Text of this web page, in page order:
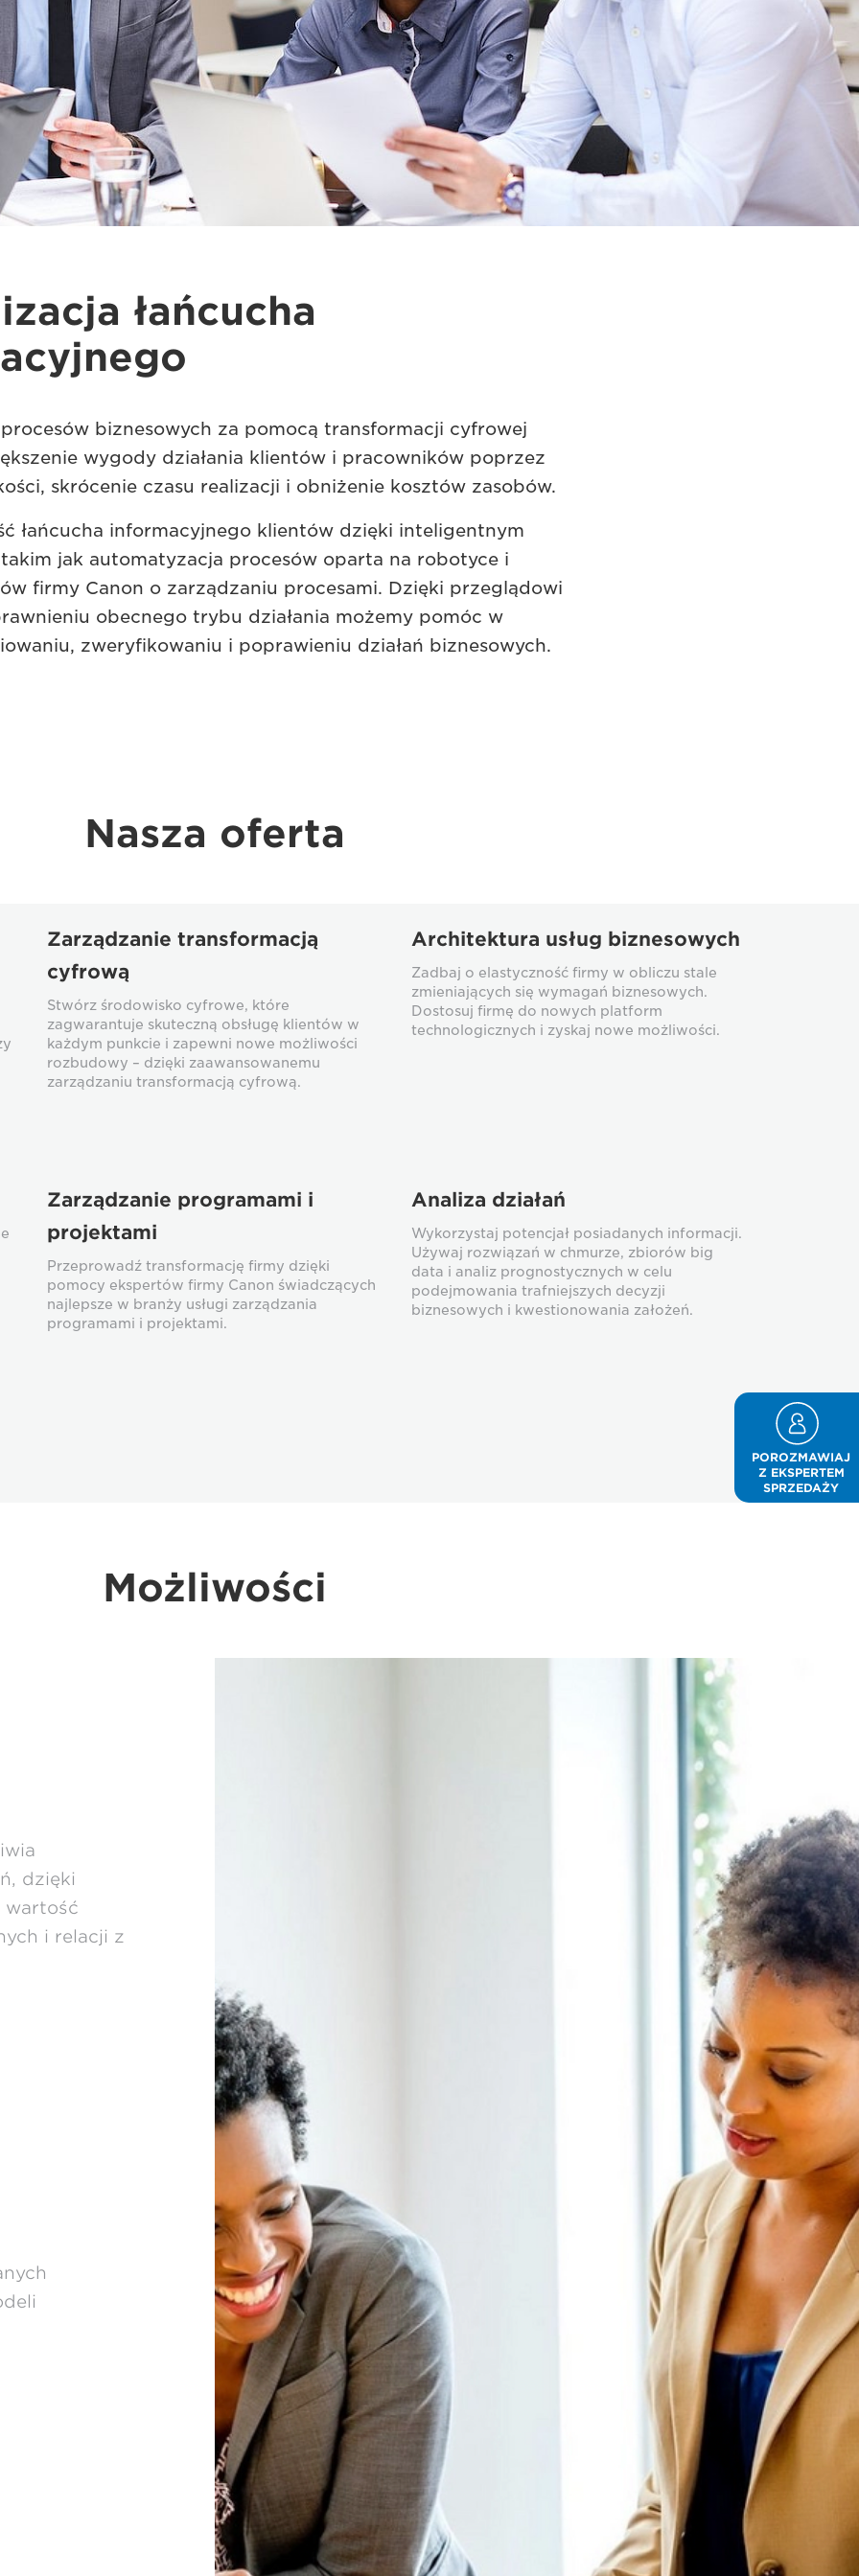
łańcucha
biznesowych za pomocą transformacji cyfrowej
wygody działania klientów i pracowników poprzez
skrócenie czasu realizacji i obniżenie kosztów zasobów.
łańcucha informacyjnego klientów dzięki inteligentnym
jak automatyzacja procesów oparta na robotyce i
firmy Canon o zarządzaniu procesami. Dzięki przeglądowi
obecnego trybu działania możemy pomóc w
zweryfikowaniu i poprawieniu działań biznesowych.
Nasza oferta
Zarządzanie transformacją
cyfrową
Stwórz środowisko cyfrowe, które
zagwarantuje skuteczną obsługę klientów w
każdym punkcie i zapewni nowe możliwości
rozbudowy – dzięki zaawansowanemu
zarządzaniu transformacją cyfrową.
Architektura usług biznesowych
Zadbaj o elastyczność firmy w obliczu stale
zmieniających się wymagań biznesowych.
Dostosuj firmę do nowych platform
technologicznych i zyskaj nowe możliwości.
Zarządzanie programami i
projektami
Przeprowadź transformację firmy dzięki
pomocy ekspertów firmy Canon świadczących
najlepsze w branży usługi zarządzania
programami i projektami.
Analiza działań
Wykorzystaj potencjał posiadanych informacji.
Używaj rozwiązań w chmurze, zbiorów big
data i analiz prognostycznych w celu
podejmowania trafniejszych decyzji
biznesowych i kwestionowania założeń.
Możliwości
dzięki
wartość
i relacji z
POROZMAWIAJ
Z EKSPERTEM
SPRZEDAŻY